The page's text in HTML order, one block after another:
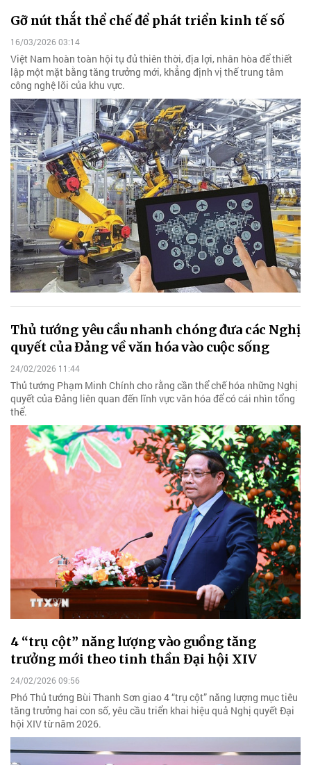
Gỡ nút thắt thể chế để phát triển kinh tế số
16/03/2026 03:14
Việt Nam hoàn toàn hội tụ đủ thiên thời, địa lợi, nhân hòa để thiết
lập một mặt bằng tăng trưởng mới, khẳng định vị thế trung tâm
công nghệ lõi của khu vực.
Thủ tướng yêu cầu nhanh chóng đưa các Nghị
quyết của Đảng về văn hóa vào cuộc sống
24/02/2026 11:44
Thủ tướng Phạm Minh Chính cho rằng cần thể chế hóa những Nghị
quyết của Đảng liên quan đến lĩnh vực văn hóa để có cái nhìn tổng
thể.
4 “trụ cột” năng lượng vào guồng tăng
trưởng mới theo tinh thần Đại hội XIV
24/02/2026 09:56
Phó Thủ tướng Bùi Thanh Sơn giao 4 “trụ cột” năng lượng mục tiêu
tăng trưởng hai con số, yêu cầu triển khai hiệu quả Nghị quyết Đại
hội XIV từ năm 2026.